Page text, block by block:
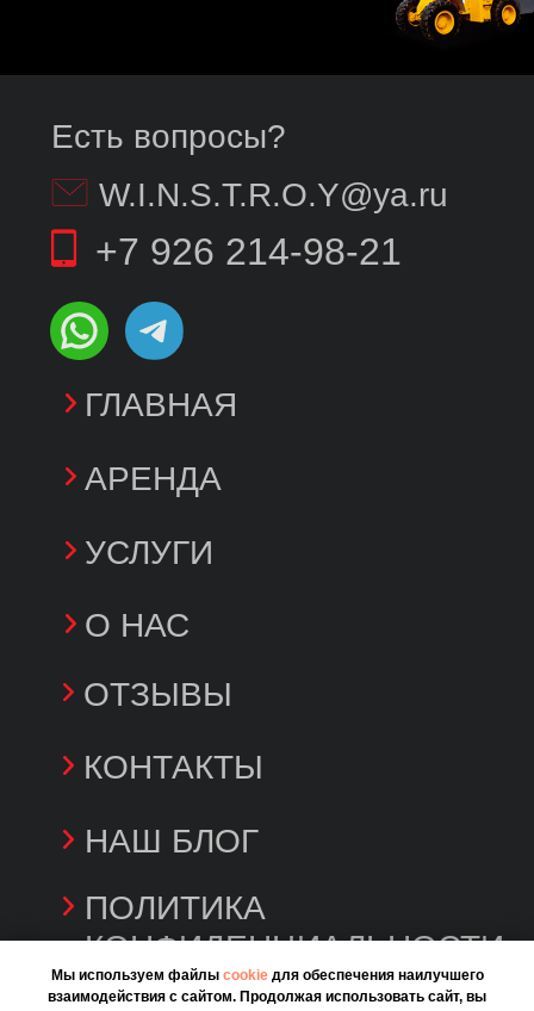
Мы используем файлы cookieдля обеспечения наилучшего
взаимодействия с сайтом. Продолжая использовать сайт, вы